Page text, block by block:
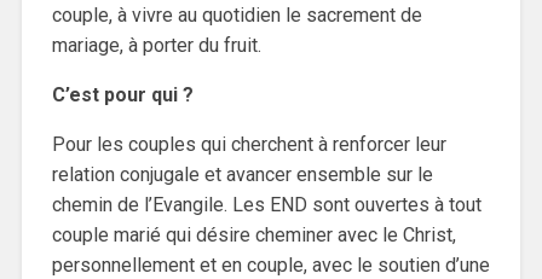
couple, à vivre au quotidien le sacrement de
mariage, à porter du fruit.
C’est pour qui ?
Pour les couples qui cherchent à renforcer leur
relation conjugale et avancer ensemble sur le
chemin de l’Evangile. Les END sont ouvertes à tout
couple marié qui désire cheminer avec le Christ,
personnellement et en couple, avec le soutien d’une